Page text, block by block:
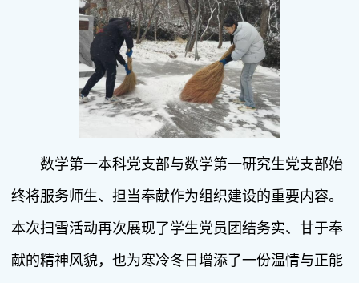
数学第一本科党支部与数学第一研究生党支部始
终将服务师生、担当奉献作为组织建设的重要内容。
本次扫雪活动再次展现了学生党员团结务实、甘于奉
献的精神风貌，也为寒冷冬日增添了一份温情与正能